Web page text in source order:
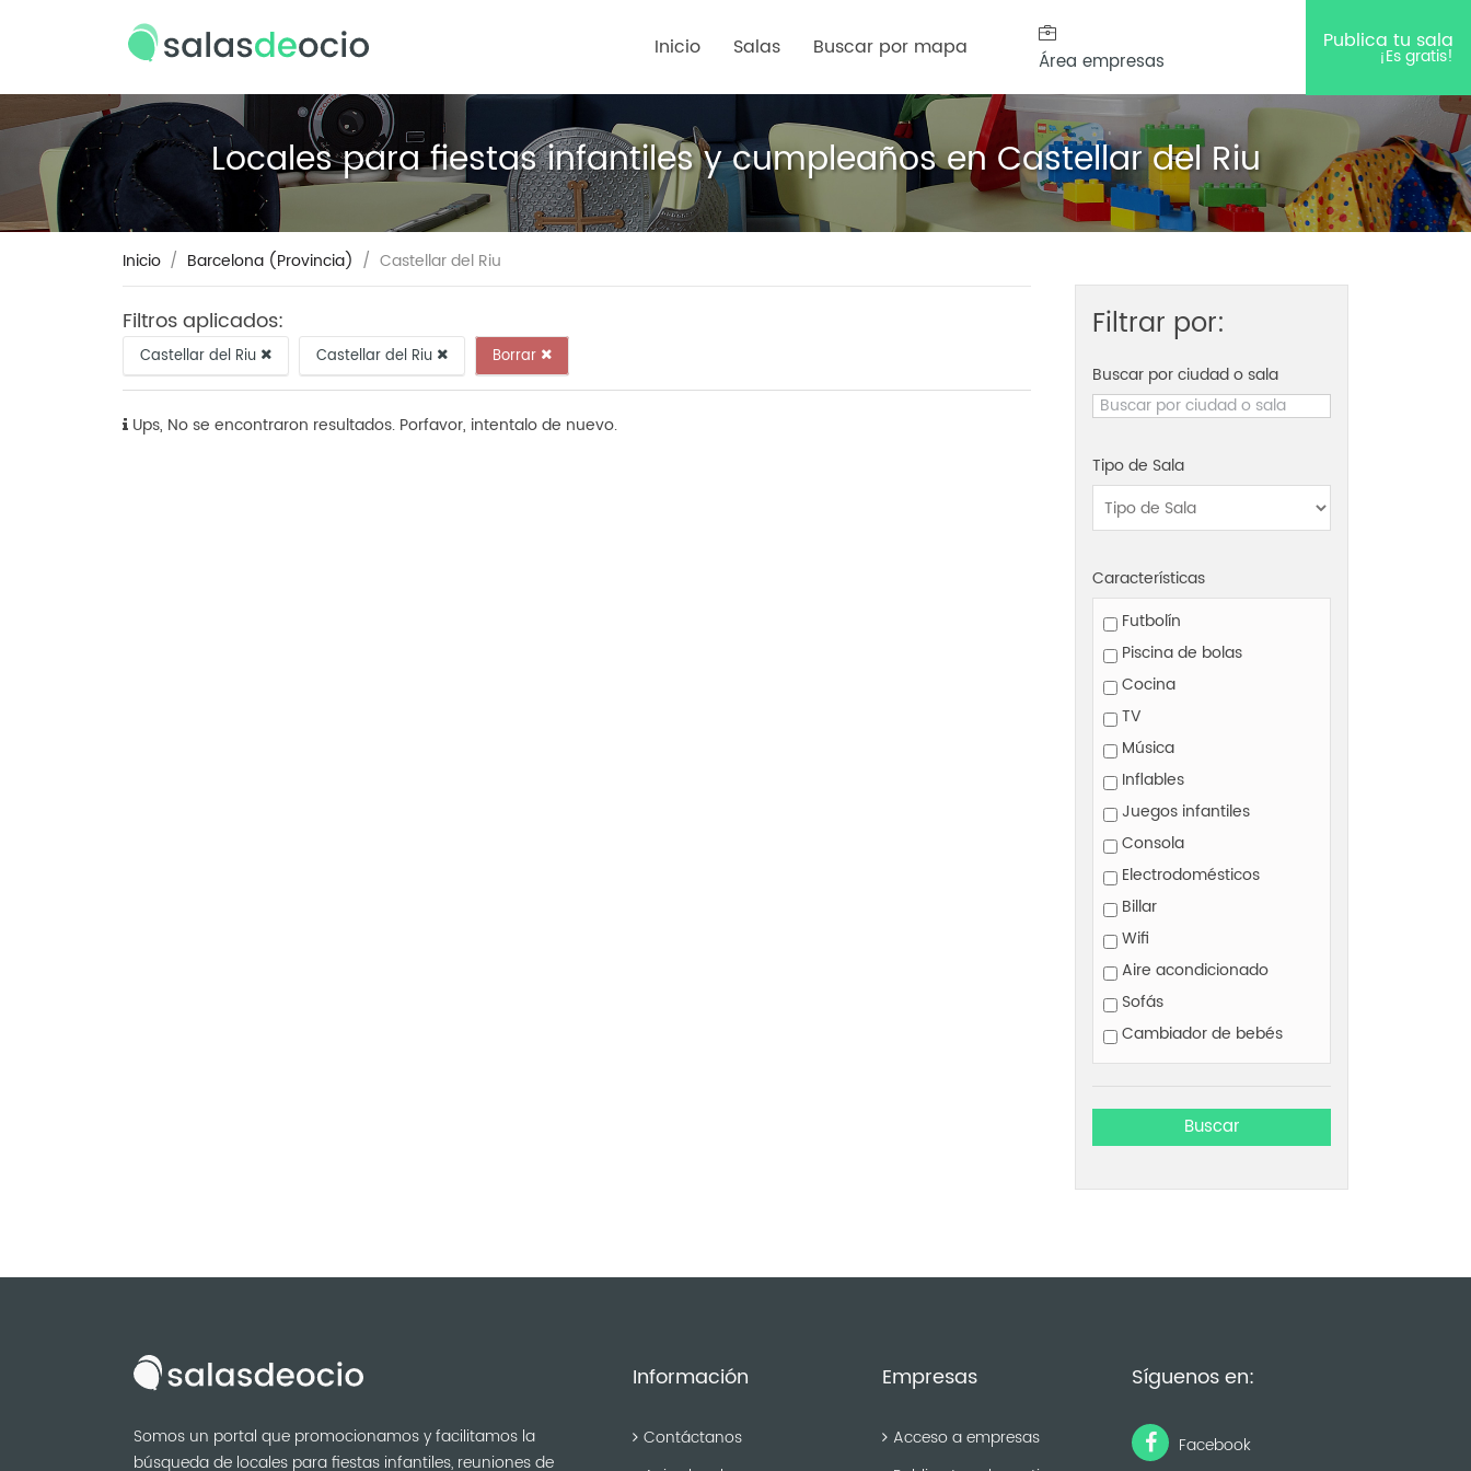
Inicio Salas Buscar por mapa
Área empresas
Publica tu sala
¡Es gratis!
Locales para fiestas infantiles y cumpleaños en Castellar del Riu
Inicio Barcelona (Provincia) Castellar del Riu
Filtros aplicados:
Castellar del Riu Castellar del Riu Borrar
Ups, No se encontraron resultados. Porfavor, intentalo de nuevo.
Filtrar por:
Buscar por ciudad o sala
Tipo de Sala
Características
Futbolín
Piscina de bolas
Cocina
TV
Música
Inflables
Juegos infantiles
Consola
Electrodomésticos
Billar
Wifi
Aire acondicionado
Sofás
Cambiador de bebés
Somos un portal que promocionamos y facilitamos la
búsqueda de locales para fiestas infantiles, reuniones de
Información
Contáctanos
Empresas
Acceso a empresas
Síguenos en:
Facebook